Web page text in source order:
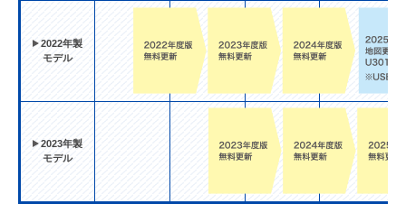
2022年製
モデル
2023年製
モデル